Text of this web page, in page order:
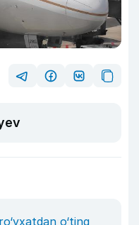
ro‘yxatdan o‘ting